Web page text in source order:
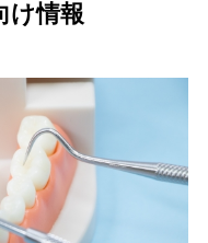
け情報